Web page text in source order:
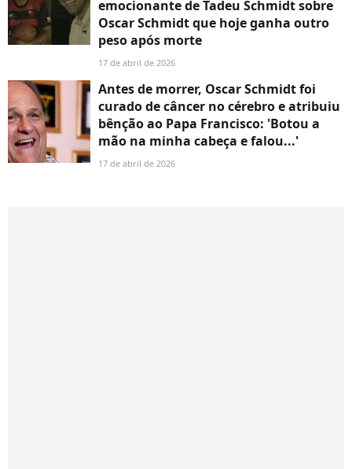
emocionante de Tadeu Schmidt sobre
Oscar Schmidt que hoje ganha outro
peso após morte
17 de abril de 2026
Antes de morrer, Oscar Schmidt foi
curado de câncer no cérebro e atribuiu
bênção ao Papa Francisco: 'Botou a
mão na minha cabeça e falou...'
17 de abril de 2026